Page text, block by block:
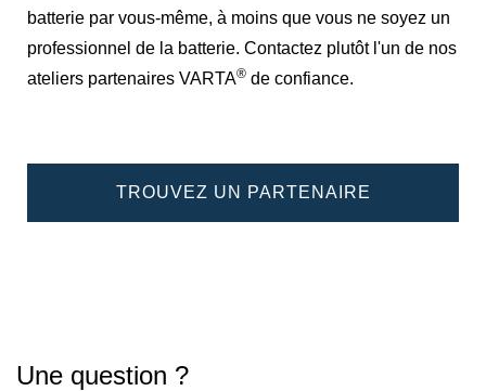
batterie par vous-même, à moins que vous ne soyez un
professionnel de la batterie. Contactez plutôt l'un de nos
ateliers partenaires VARTA® de confiance.
TROUVEZ UN PARTENAIRE
Une question ?